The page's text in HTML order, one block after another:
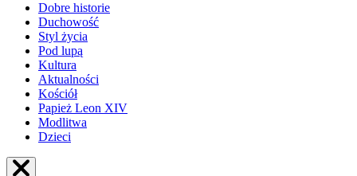
Dobre historie
Duchowość
Styl życia
Pod lupą
Kultura
Aktualności
Kościół
Papież Leon XIV
Modlitwa
Dzieci